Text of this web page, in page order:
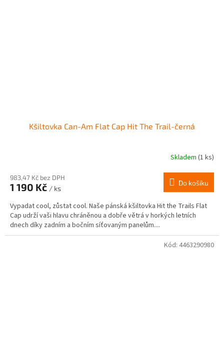
Kšiltovka Can-Am Flat Cap Hit The Trail-černá
Skladem (1 ks)
983,47 Kč bez DPH
1 190 Kč / ks
Do košíku
Vypadat cool, zůstat cool. Naše pánská kšiltovka Hit the Trails Flat
Cap udrží vaši hlavu chráněnou a dobře větrá v horkých letních
dnech díky zadním a bočním síťovaným panelům....
Kód: 4463290980